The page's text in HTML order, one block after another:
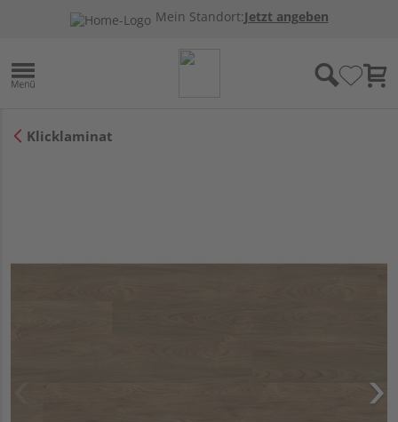
Mein Standort:Jetzt angeben
Klicklaminat